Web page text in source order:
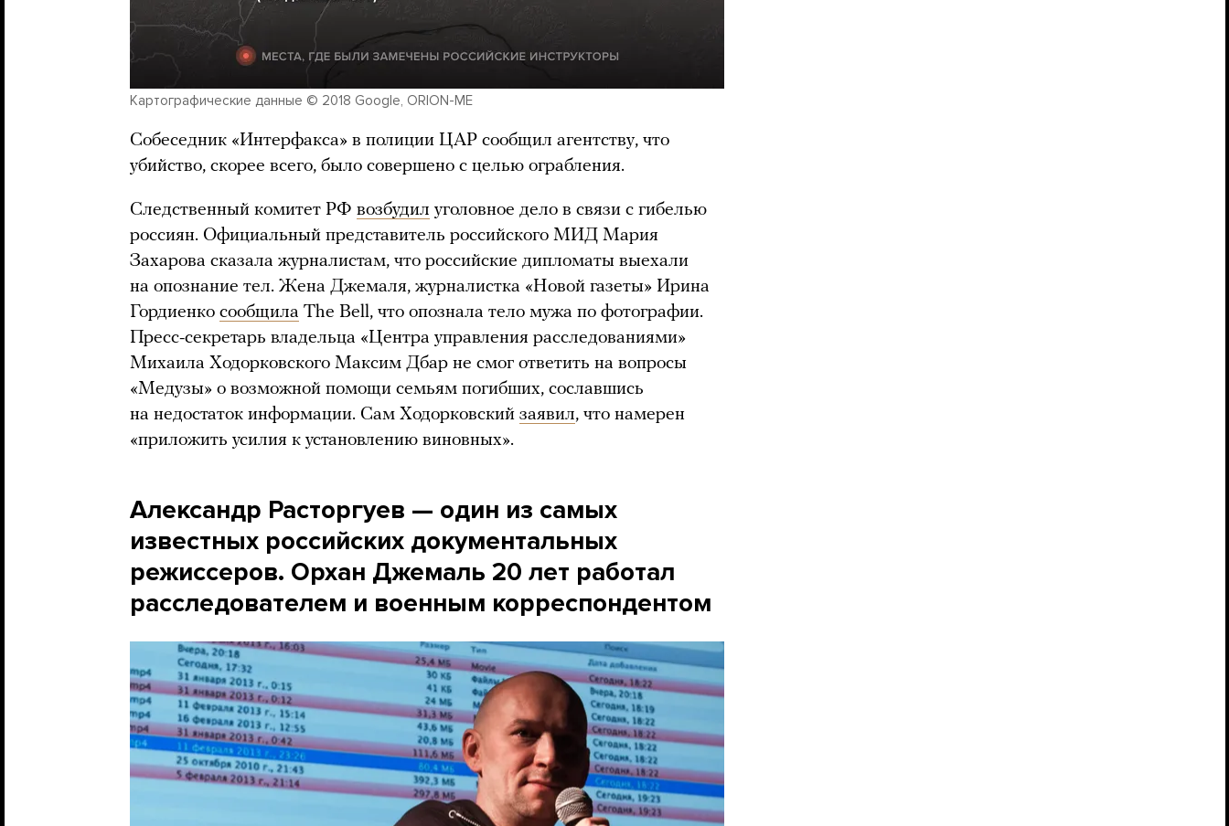
Картографические данные © 2018 Google, ORION-ME
Собеседник «Интерфакса» в полиции ЦАР сообщил агентству, что
убийство, скорее всего, было совершено с целью ограбления.
Следственный комитет РФ возбудил уголовное дело в связи с гибелью
россиян. Официальный представитель российского МИД Мария
Захарова сказала журналистам, что российские дипломаты выехали
на опознание тел. Жена Джемаля, журналистка «Новой газеты» Ирина
Гордиенко сообщила The Bell, что опознала тело мужа по фотографии.
Пресс-секретарь владельца «Центра управления расследованиями»
Михаила Ходорковского Максим Дбар не смог ответить на вопросы
«Медузы» о возможной помощи семьям погибших, сославшись
на недостаток информации. Сам Ходорковский заявил, что намерен
«приложить усилия к установлению виновных».
Александр Расторгуев — один из самых
известных российских документальных
режиссеров. Орхан Джемаль 20 лет работал
расследователем и военным корреспондентом